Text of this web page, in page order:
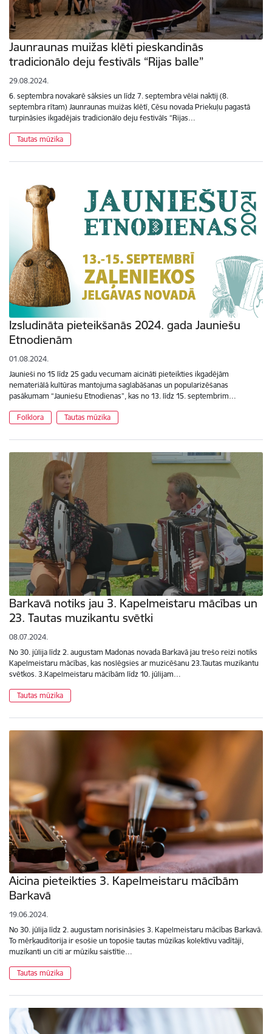
Jaunraunas muižas klēti pieskandinās
tradicionālo deju festivāls “Rijas balle”
29.08.2024.
6. septembra novakarē sāksies un līdz 7. septembra vēlai naktij (8.
septembra rītam) Jaunraunas muižas klētī, Cēsu novada Priekuļu pagastā
turpināsies ikgadējais tradicionālo deju festivāls “Rijas…
Tautas mūzika
Izsludināta pieteikšanās 2024. gada Jauniešu
Etnodienām
01.08.2024.
Jaunieši no 15 līdz 25 gadu vecumam aicināti pieteikties ikgadējām
nemateriālā kultūras mantojuma saglabāšanas un popularizēšanas
pasākumam “Jauniešu Etnodienas”, kas no 13. līdz 15. septembrim…
Folklora Tautas mūzika
Barkavā notiks jau 3. Kapelmeistaru mācības un
23. Tautas muzikantu svētki
08.07.2024.
No 30. jūlija līdz 2. augustam Madonas novada Barkavā jau trešo reizi notiks
Kapelmeistaru mācības, kas noslēgsies ar muzicēšanu 23.Tautas muzikantu
svētkos. 3.Kapelmeistaru mācībām līdz 10. jūlijam…
Tautas mūzika
Aicina pieteikties 3. Kapelmeistaru mācībām
Barkavā
19.06.2024.
No 30. jūlija līdz 2. augustam norisināsies 3. Kapelmeistaru mācības Barkavā.
To mērķauditorija ir esošie un topošie tautas mūzikas kolektīvu vadītāji,
muzikanti un citi ar mūziku saistītie…
Tautas mūzika